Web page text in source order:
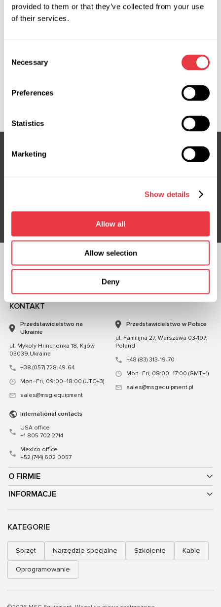
provided to them or that they’ve collected from your use
of their services.
Selection
Necessary
Preferences
Statistics
Marketing
Show details
Allow all
Allow selection
Deny
MS3601638R, 3GS2960, 53600SAAG0, 53600SAAGO,
53600SAAP0, 53601SAAG52, 53601SAAP61,
53601SAAP95, 53602SAAG02, ATGE40631RB, E4063,
Subskrybuj
OBSERWUJ NAS
O FIRMIE
INFORMACJE
KONTAKT
Przedstawicielstwo na
Ukrainie
ul. Mykoly Hrinchenka 18, Kijów
03039,Ukraina
+38 (057) 728-49-64
Mon–Fri, 09:00–18:00 (UTC+3)
sales@msg.equipment
Przedstawicielstwo w Polsce
ul. Familijna 27, Warszawa 03-197,
Poland
+48 (83) 313-19-70
Mon–Fri, 08:00–17:00 (GMT+1)
sales@msgequipment.pl
International contacts
USA office
+1 805 702 2714
Mexico office
+52 (744) 602 0057
KATEGORIE
Sprzęt Narzędzie specjalne Szkolenie Kable
Oprogramowanie